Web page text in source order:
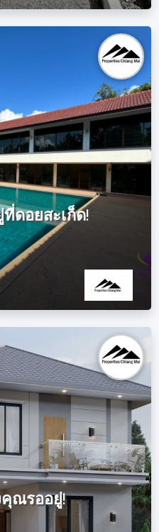
ดอยสะเก็ด!
คุณรออยู่!